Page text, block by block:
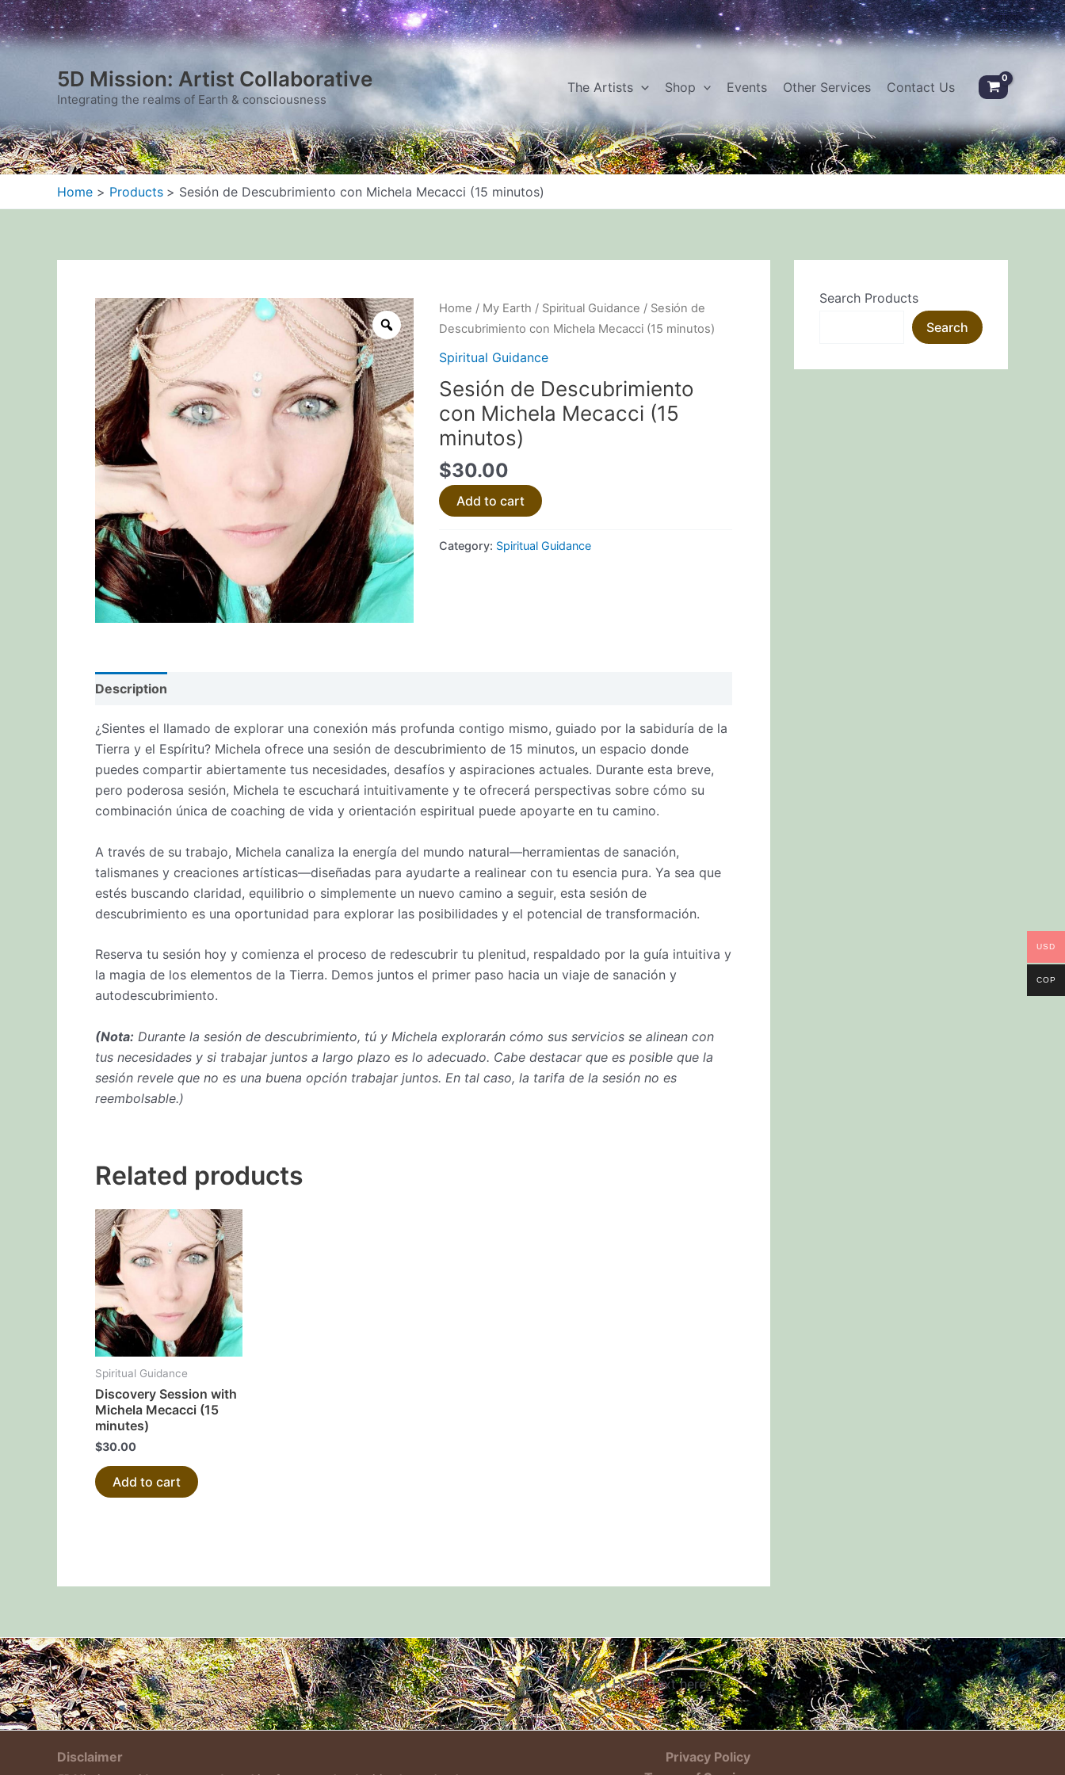
Skip
to
content
5D Mission: Artist Collaborative
Integrating the realms of Earth & consciousness
The Artists Shop Events Other Services Contact Us
Home Products Sesión de Descubrimiento con Michela Mecacci (15 minutos)
Home / My Earth / Spiritual Guidance / Sesión de
Descubrimiento con Michela Mecacci (15 minutos)
Spiritual Guidance
Sesión de Descubrimiento
con Michela Mecacci (15
minutos)
$30.00
Sesión
de
Descubrimiento
con
Michela
Mecacci
(15
quantity
Add to cart
Category: Spiritual Guidance
Description
¿Sientes el llamado de explorar una conexión más profunda contigo mismo, guiado por la sabiduría de la
Tierra y el Espíritu? Michela ofrece una sesión de descubrimiento de 15 minutos, un espacio donde
puedes compartir abiertamente tus necesidades, desafíos y aspiraciones actuales. Durante esta breve,
pero poderosa sesión, Michela te escuchará intuitivamente y te ofrecerá perspectivas sobre cómo su
combinación única de coaching de vida y orientación espiritual puede apoyarte en tu camino.
A través de su trabajo, Michela canaliza la energía del mundo natural—herramientas de sanación,
talismanes y creaciones artísticas—diseñadas para ayudarte a realinear con tu esencia pura. Ya sea que
estés buscando claridad, equilibrio o simplemente un nuevo camino a seguir, esta sesión de
descubrimiento es una oportunidad para explorar las posibilidades y el potencial de transformación.
Reserva tu sesión hoy y comienza el proceso de redescubrir tu plenitud, respaldado por la guía intuitiva y
la magia de los elementos de la Tierra. Demos juntos el primer paso hacia un viaje de sanación y
autodescubrimiento.
(Nota: Durante la sesión de descubrimiento, tú y Michela explorarán cómo sus servicios se alinean con
tus necesidades y si trabajar juntos a largo plazo es lo adecuado. Cabe destacar que es posible que la
sesión revele que no es una buena opción trabajar juntos. En tal caso, la tarifa de la sesión no es
reembolsable.)
Related products
Spiritual Guidance
Discovery Session with
Michela Mecacci (15
minutes)
$30.00
Add to cart
Search Products
Search
Insert HTML text here.
Disclaimer
Privacy Policy
USD
COP